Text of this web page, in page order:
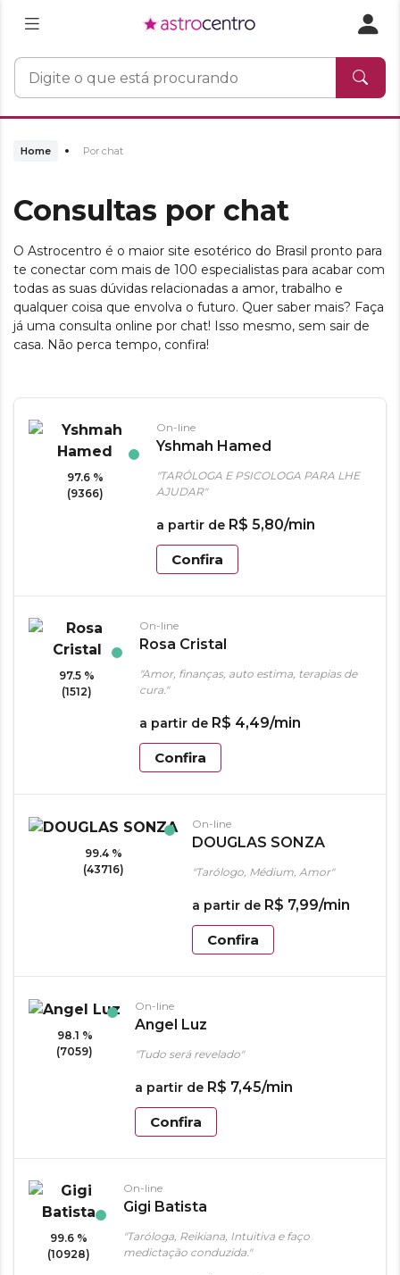
Home Por chat
Consultas por chat
O Astrocentro é o maior site esotérico do Brasil pronto para
te conectar com mais de 100 especialistas para acabar com
todas as suas dúvidas relacionadas a amor, trabalho e
qualquer coisa que envolva o futuro. Quer saber mais? Faça
já uma consulta online por chat! Isso mesmo, sem sair de
casa. Não perca tempo, confira!
97.6 %
(9366)
On-line
Yshmah Hamed
"TARÓLOGA E PSICOLOGA PARA LHE
AJUDAR"
a partir de R$ 5,80/min
Confira
97.5 %
(1512)
On-line
Rosa Cristal
"Amor, finanças, auto estima, terapias de
cura."
a partir de R$ 4,49/min
Confira
99.4 %
(43716)
On-line
DOUGLAS SONZA
"Tarólogo, Médium, Amor"
a partir de R$ 7,99/min
Confira
98.1 %
(7059)
On-line
Angel Luz
"Tudo será revelado"
a partir de R$ 7,45/min
Confira
99.6 %
(10928)
On-line
Gigi Batista
"Taróloga, Reikiana, Intuitiva e faço
medictação conduzida."